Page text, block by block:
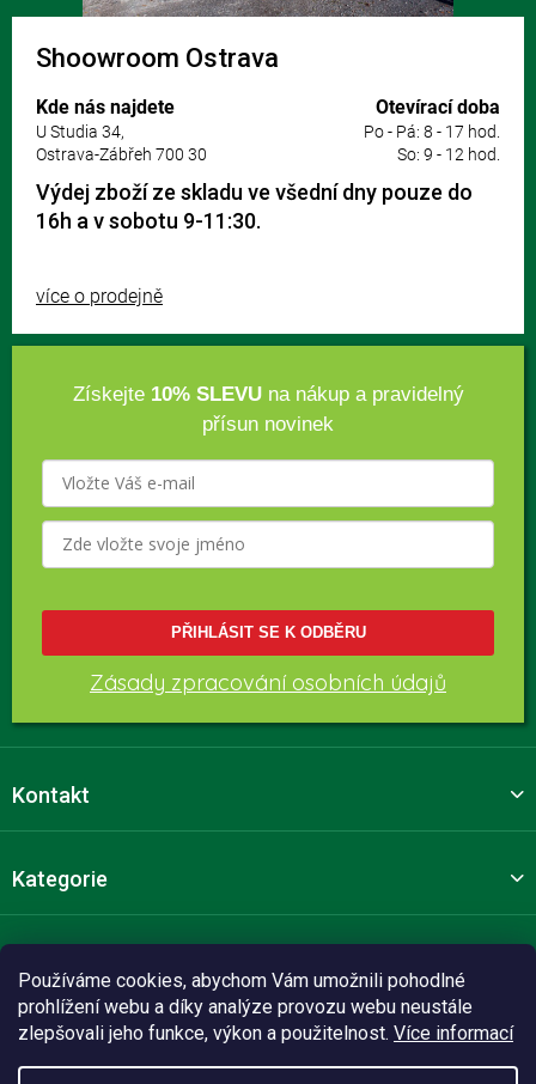
Používáme cookies, abychom Vám umožnili pohodlné
prohlížení webu a díky analýze provozu webu neustále
zlepšovali jeho funkce, výkon a použitelnost. Více informací
Shoowroom Ostrava
Kde nás najdete
U Studia 34,
Ostrava-Zábřeh 700 30
Otevírací doba
Po - Pá: 8 - 17 hod.
So: 9 - 12 hod.
Výdej zboží ze skladu ve všední dny pouze do
16h a v sobotu 9-11:30.
více o prodejně
Získejte 10% SLEVUna nákup a pravidelný
přísun novinek
PŘIHLÁSIT SE K ODBĚRU
Zásady zpracování osobních údajů
Kontakt
Kategorie
Sledujte nás